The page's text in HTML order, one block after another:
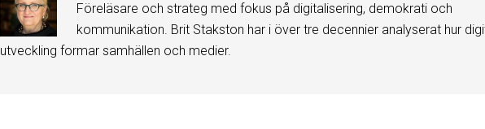
Föreläsare och strateg med fokus på digitalisering, demokrati och
kommunikation. Brit Stakston har i över tre decennier analyserat hur
utveckling formar samhällen och medier.